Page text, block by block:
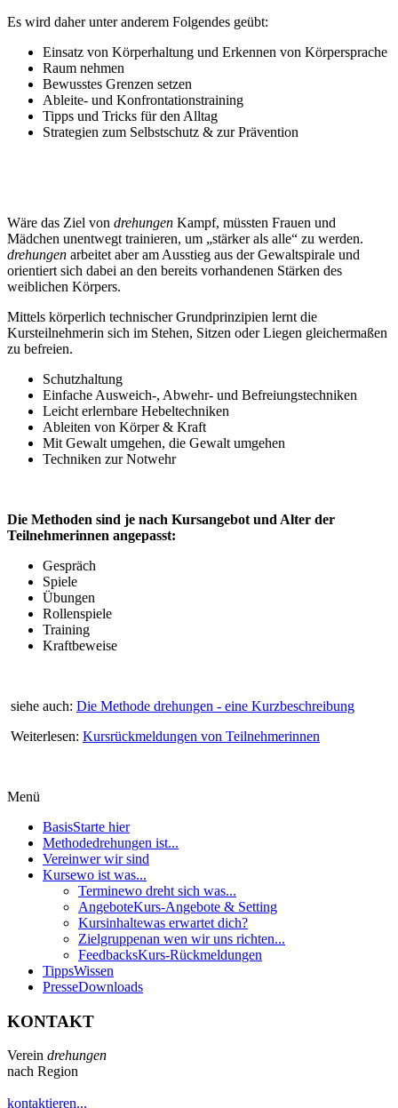
Es wird daher unter anderem Folgendes geübt:
Einsatz von Körperhaltung und Erkennen von Körpersprache
Raum nehmen
Bewusstes Grenzen setzen
Ableite- und Konfrontationstraining
Tipps und Tricks für den Alltag
Strategien zum Selbstschutz & zur Prävention
Wäre das Ziel von drehungen Kampf, müssten Frauen und
Mädchen unentwegt trainieren, um „stärker als alle“ zu werden.
drehungen arbeitet aber am Ausstieg aus der Gewaltspirale und
orientiert sich dabei an den bereits vorhandenen Stärken des
weiblichen Körpers.
Mittels körperlich technischer Grundprinzipien lernt die
Kursteilnehmerin sich im Stehen, Sitzen oder Liegen gleichermaßen
zu befreien.
Schutzhaltung
Einfache Ausweich-, Abwehr- und Befreiungstechniken
Leicht erlernbare Hebeltechniken
Ableiten von Körper & Kraft
Mit Gewalt umgehen, die Gewalt umgehen
Techniken zur Notwehr
Die Methoden sind je nach Kursangebot und Alter der
Teilnehmerinnen angepasst:
Gespräch
Spiele
Übungen
Rollenspiele
Training
Kraftbeweise
siehe auch: Die Methode drehungen - eine Kurzbeschreibung
Weiterlesen: Kursrückmeldungen von Teilnehmerinnen
Menü
BasisStarte hier
Methodedrehungen ist...
Vereinwer wir sind
Kursewo ist was...
Terminewo dreht sich was...
AngeboteKurs-Angebote & Setting
Kursinhaltewas erwartet dich?
Zielgruppenan wen wir uns richten...
FeedbacksKurs-Rückmeldungen
TippsWissen
PresseDownloads
KONTAKT
Verein drehungen
nach Region
kontaktieren...